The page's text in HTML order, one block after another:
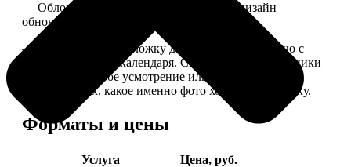
— Обложка для календаря стандартная, дизайн
обновляем каждый год.
— В кружочек на обложку добавляем фотографию с
одной из страниц календаря. Снимок наши сотрудники
выбирают на свое усмотрение или пишите в
комментариях, какое именно фото хотите на обложку.
Форматы и цены
Услуга
Цена, руб.